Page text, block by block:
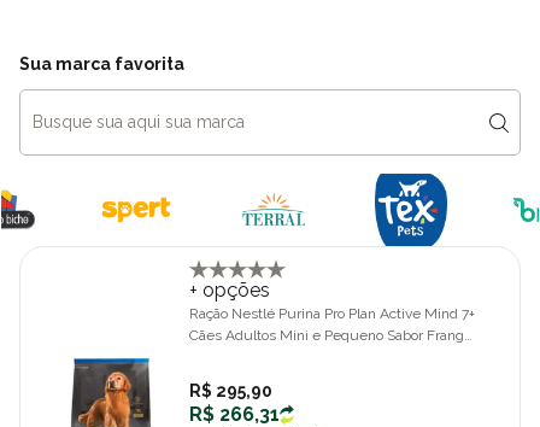
Sua marca favorita
+ opções
Ração Nestlé Purina Pro Plan Active Mind 7+
Cães Adultos Mini e Pequeno Sabor Frango
R$ 295,90
R$ 266,31